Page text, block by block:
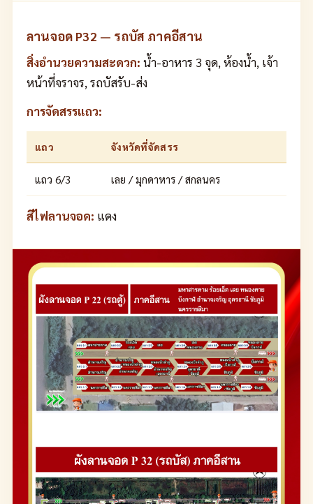
ลานจอด P32 — รถบัส ภาคอีสาน
สิ่งอำนวยความสะดวก: น้ำ-อาหาร 3 จุด, ห้องน้ำ, เจ้า
หน้าที่จราจร, รถบัสรับ-ส่ง
การจัดสรรแถว:
แถว จังหวัดที่จัดสรร
แถว 6/3 เลย / มุกดาหาร / สกลนคร
สีไฟลานจอด: แดง